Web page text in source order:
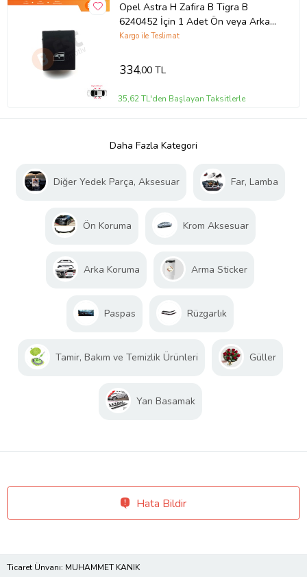
Opel Astra H Zafira B Tigra B
6240452 İçin 1 Adet Ön veya Arka
Kapı Cam Açma Düğme Tamir Kapağı
Kargo ile Teslimat
334,00 TL
35,62 TL'den Başlayan Taksitlerle
Daha Fazla Kategori
Diğer Yedek Parça, Aksesuar Far, Lamba
Ön Koruma Krom Aksesuar
Arka Koruma Arma Sticker
Paspas Rüzgarlık
Tamir, Bakım ve Temizlik Ürünleri Güller
Yan Basamak
Hata Bildir
Ticaret Ünvanı: MUHAMMET KANIK